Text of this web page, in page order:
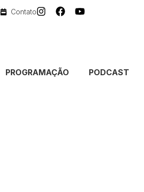
Contato
PROGRAMAÇÃO PODCAST